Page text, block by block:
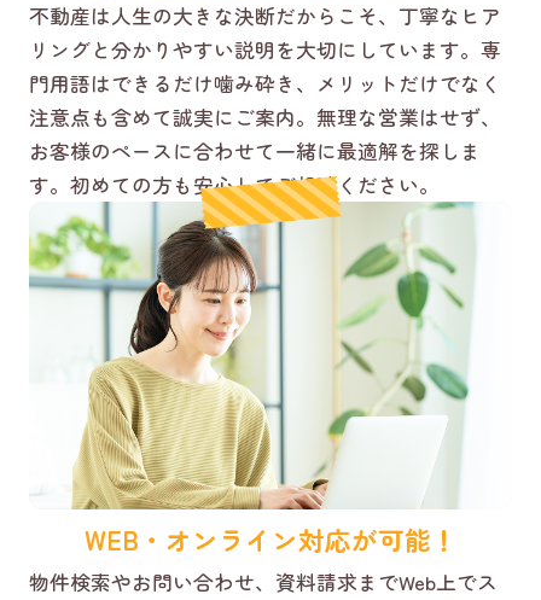
不動産は人生の大きな決断だからこそ、丁寧なヒア
リングと分かりやすい説明を大切にしています。専
門用語はできるだけ噛み砕き、メリットだけでなく
注意点も含めて誠実にご案内。無理な営業はせず、
お客様のペースに合わせて一緒に最適解を探しま
す。初めての方も安心してご相談ください。
WEB・オンライン対応が可能！
物件検索やお問い合わせ、資料請求までWeb上でス